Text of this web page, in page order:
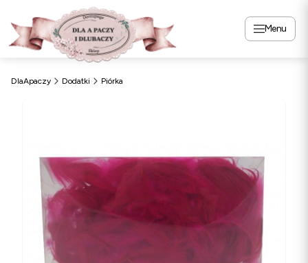
Menu
DlaApaczy Dodatki Piórka